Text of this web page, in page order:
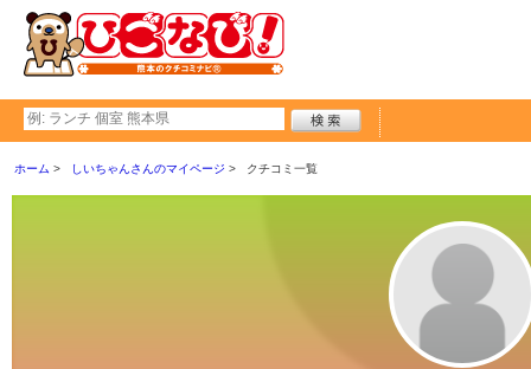
ホーム しいちゃんさんのマイページ クチコミ一覧